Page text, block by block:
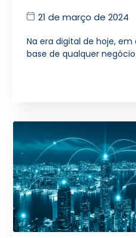
21 de março de 2024
Na era digital de hoje,
base de qualquer